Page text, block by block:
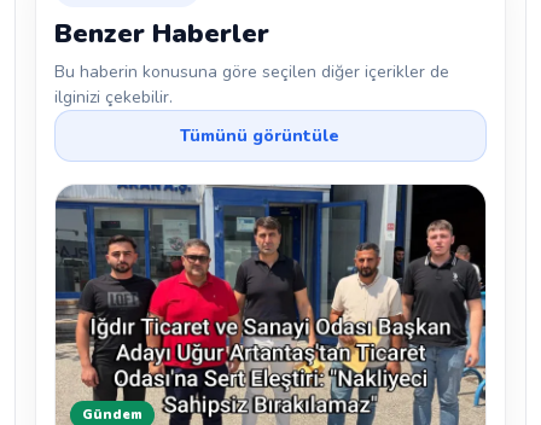
Benzer Haberler
Bu haberin konusuna göre seçilen diğer içerikler de
ilginizi çekebilir.
Tümünü görüntüle
Gündem